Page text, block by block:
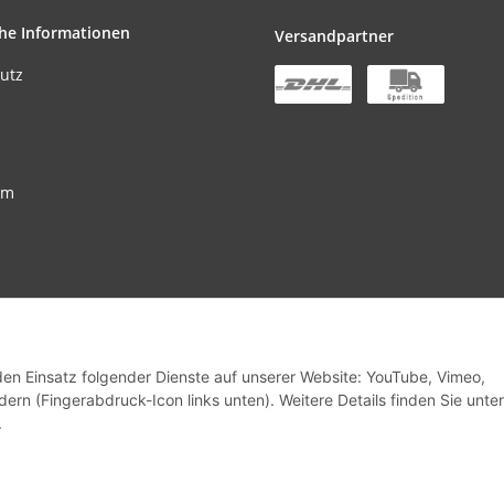
Einsatz folgender Dienste auf unserer Website: YouTube, Vimeo,
(Fingerabdruck-Icon links unten). Weitere Details finden Sie unter
.
Informationen Versandpartner